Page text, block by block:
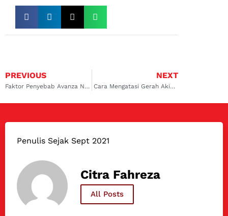
PREVIOUS
Faktor Penyebab Avanza Ndut Ndutan dan Solusi Mengatasinya
NEXT
Cara Mengatasi Gerah Akibat Blower AC Mobil Kurang Kencang
Penulis Sejak Sept 2021
Citra Fahreza
All Posts